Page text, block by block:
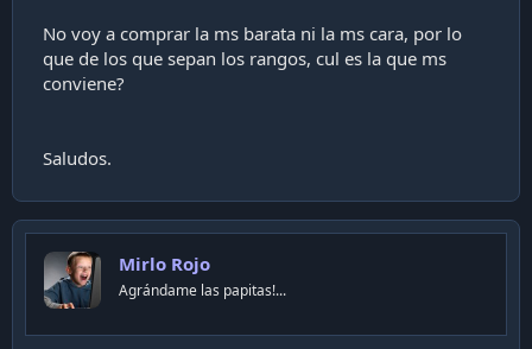
No voy a comprar la ms barata ni la ms cara, por lo
que de los que sepan los rangos, cul es la que ms
conviene?
Saludos.
Mirlo Rojo
Agrándame las papitas!...